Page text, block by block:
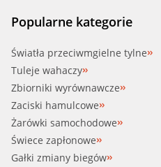
Popularne kategorie
Światła przeciwmgielne tylne
Tuleje wahaczy
Zbiorniki wyrównawcze
Zaciski hamulcowe
Żarówki samochodowe
Świece zapłonowe
Gałki zmiany biegów